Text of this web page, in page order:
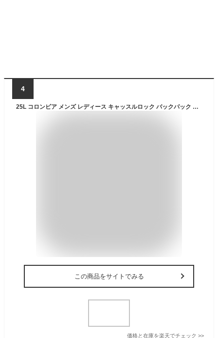
4
25L コロンビア メンズ レディース キャッスルロック バックパック Castle Rock リュックサック デイパック バッグ 登山 通勤通学 ブラック 黒 グレー ネイビー イエロー ベージュ 送料無料 Columbia PU8662
この商品をサイトでみる
価格と在庫を楽天でチェック >>